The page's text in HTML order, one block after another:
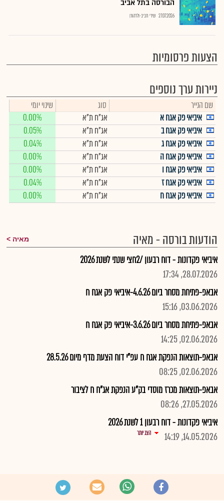
הבורסה בתל אביב
27.07.2026 שירי חביב-ולדהורן
הצעות פרסומיות
ניירות ערך נוספים
שם הנייר סוג
שינוי יומי
איביאי פק אגח א
אג"ח ת"א
0.00%
איביאי פק אגח ב
אג"ח ת"א
0.05%
איביאי פק אגח ג
אג"ח ת"א
0.04%
איביאי פק אגח ה
אג"ח ת"א
0.00%
איביאי פק אגח ו
אג"ח ת"א
0.00%
איביאי פק אגח ז
אג"ח ת"א
0.04%
איביאי פק אגח ח
אג"ח ת"א 0.00%
הודעות בורסה - מאיה מאיה
איביאי פקדונות - דוח רבעון /2חצי שנתי לשנת 2026
28.07.2026, 17:34
אבאפ-פתיחת מסחר ביום 4.6.26-איביאי פק אגח ח
03.06.2026, 15:16
אבאפ-פתיחת מסחר ביום 3.6.26-איביאי פק אגח ח
02.06.2026, 14:25
אבאפ-תוצאות הנפקת אגח ח עפ"י דוח הצעת מדף מיום 28.5.26
02.06.2026, 08:25
אבאפ-תוצאות מכרז מוסדי בק"ע הנפקת אג"ח ח לציבור
27.05.2026, 08:26
איביאי פקדונות - דוח רבעון 1 לשנת 2026
14.05.2026, 14:19
הצג יותר